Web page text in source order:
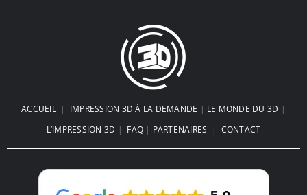
ACCUEIL| IMPRESSION 3D À LA DEMANDE | LE MONDE DU 3D |
L’IMPRESSION 3D | FAQ | PARTENAIRES | CONTACT